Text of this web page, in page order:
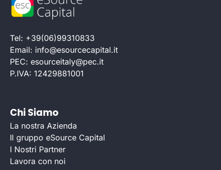
Tel: +39(06)99310833
Email: info@esourcecapital.it
PEC: esourceitaly@pec.it
P.IVA: 12429881001
Chi Siamo
La nostra Azienda
Il gruppo eSource Capital
I Nostri Partner
Lavora con noi